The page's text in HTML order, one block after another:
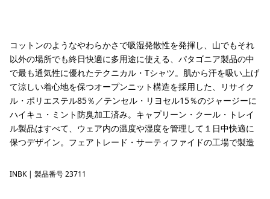
コットンのようなやわらかさで吸湿発散性を発揮し、山でもそれ
以外の場所でも終日快適に多用途に使える、パタゴニア製品の中
で最も通気性に優れたテクニカル・Tシャツ。肌から汗を吸い上げ
て涼しい着心地を保つオープンニット構造を採用した、リサイク
ル・ポリエステル85％／テンセル・リヨセル15％のジャージーに
ハイキュ・ミント防臭加工済み。キャプリーン・クール・トレイ
ル製品はすべて、ウェア内の温度や湿度を管理して１日中快適に
保つデザイン。フェアトレード・サーティファイドの工場で製造
Ink Black
INBK | 製品番号 23711